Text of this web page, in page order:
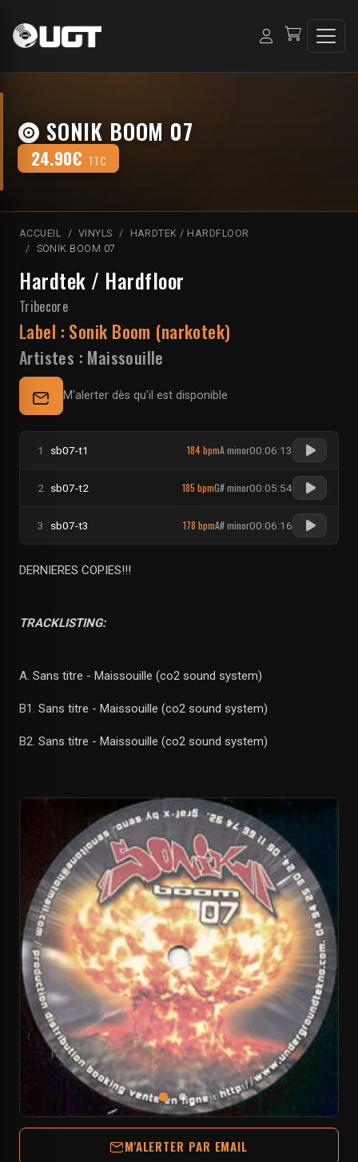
SONIK BOOM 07
24.90€ TTC
ACCUEIL VINYLS
HARDTEK / HARDFLOOR
SONIK BOOM 07
Hardtek / Hardfloor
Tribecore
Label : Sonik Boom (narkotek)
Artistes : Maissouille
M'alerter dès qu'il est disponible
1 sb07-t1 184 bpmA minor00:06:13
2 sb07-t2 185 bpmG# minor00:05:54
3 sb07-t3 178 bpmA# minor00:06:16
DERNIERES COPIES!!!
TRACKLISTING:
A. Sans titre - Maissouille (co2 sound system)
B1. Sans titre - Maissouille (co2 sound system)
B2. Sans titre - Maissouille (co2 sound system)
M'ALERTER PAR EMAIL